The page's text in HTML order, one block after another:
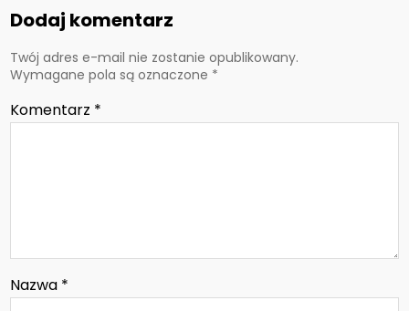
Dodaj komentarz
Twój adres e-mail nie zostanie opublikowany.
Wymagane pola są oznaczone *
Komentarz *
Nazwa *